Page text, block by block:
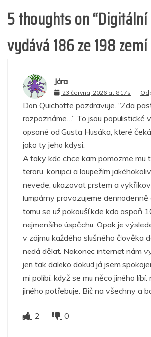
5 thoughts on “
vydává 186 ze 198
Jára
23 června, 2026 at 8:17s
Don Quichotte pozdravuje. “Zda
rozpoznáme…” To jsou populistické
opsané od Gusta Husáka, které
jako ty jeho kdysi.
A taky kdo chce kam pomozme mu
teroru, korupci a loupežím
nevede, ukazovat prstem a
lumpárny provozujeme
tomu se už pokouší kde kdo aspoň
nejmenšího úspěchu. Opak je
v zájmu každého slušného člověka
nedá dělat. Nakonec internet nám
jen tak daleko dokud já jsem
mi políbí, když se mu něco jiného líbí,
jiného potřebuje. Bič na všechny a
2 0